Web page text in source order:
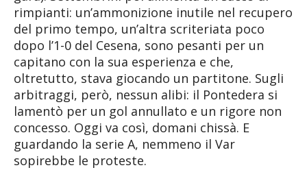
rimpianti: un’ammonizione inutile nel recupero
del primo tempo, un’altra scriteriata poco
dopo l’1-0 del Cesena, sono pesanti per un
capitano con la sua esperienza e che,
oltretutto, stava giocando un partitone. Sugli
arbitraggi, però, nessun alibi: il Pontedera si
lamentò per un gol annullato e un rigore non
concesso. Oggi va così, domani chissà. E
guardando la serie A, nemmeno il Var
sopirebbe le proteste.